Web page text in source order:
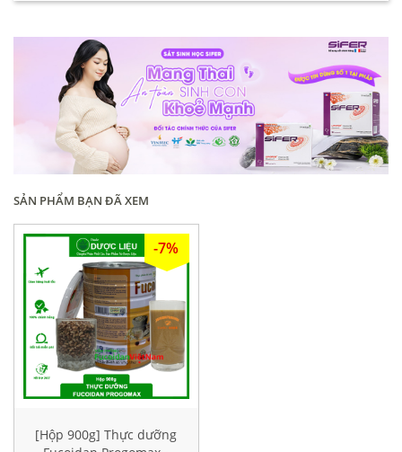
SẢN PHẨM BẠN ĐÃ XEM
-7%
[Hộp 900g] Thực dưỡng